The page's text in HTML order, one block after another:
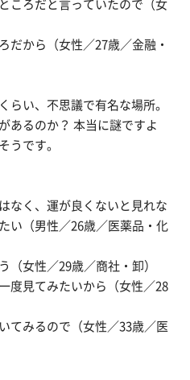
ころだと言っていたので（女
だから（女性／27歳／金融・
らい、不思議で有名な場所。
あるのか？ 本当に謎ですよ
うです。
なく、運が良くないと見れな
い（男性／26歳／医薬品・化
（女性／29歳／商社・卸）
度見てみたいから（女性／28
てみるので（女性／33歳／医